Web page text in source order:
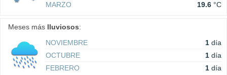
MARZO
19.6 °C
Meses más lluviosos:
NOVIEMBRE
1 día
OCTUBRE
1 día
FEBRERO
1 día